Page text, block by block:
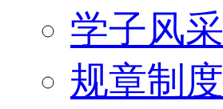
学子风采
规章制度